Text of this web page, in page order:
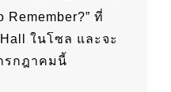
Remember?” ที่
ในโซล และจะ
รกฎาคมนี้